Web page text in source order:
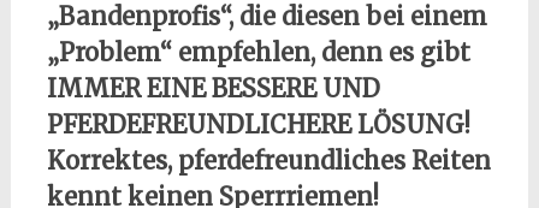
„Bandenprofis“, die diesen bei einem
„Problem“ empfehlen, denn es gibt
IMMER EINE BESSERE UND
PFERDEFREUNDLICHERE LÖSUNG!
Korrektes, pferdefreundliches Reiten
kennt keinen Sperrriemen!